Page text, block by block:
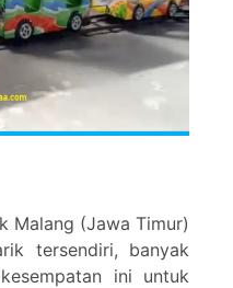
Malang (Jawa Timur)
tersendiri, banyak
ini untuk